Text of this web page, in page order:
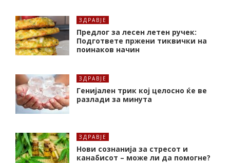
ЗДРАВЈЕ
Предлог за лесен летен ручек:
Подгответе пржени тиквички на
поинаков начин
ЗДРАВЈЕ
Генијален трик кој целосно ќе ве
разлади за минута
ЗДРАВЈЕ
Нови сознанија за стресот и
канабисот – може ли да помогне?